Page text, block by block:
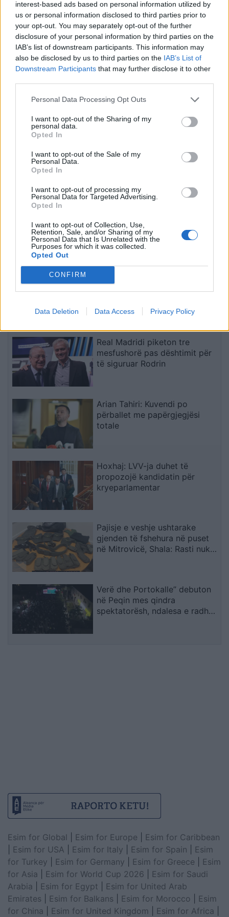
interest-based ads based on personal information utilized by
us or personal information disclosed to third parties prior to
your opt-out. You may separately opt-out of the further
disclosure of your personal information by third parties on the
IAB’s list of downstream participants. This information may
also be disclosed by us to third parties on the IAB’s List of
Downstream Participants that may further disclose it to other
Personal Data Processing Opt Outs
I want to opt-out of the Sharing of my
personal data.
Opted In
I want to opt-out of the Sale of my
Personal Data.
Opted In
I want to opt-out of processing my
Personal Data for Targeted Advertising.
Opted In
I want to opt-out of Collection, Use,
Retention, Sale, and/or Sharing of my
Personal Data that Is Unrelated with the
Purposes for which it was collected.
Opted Out
CONFIRM
Data Deletion Data Access Privacy Policy
Vala e të nxehtit çon
termometrin në 41°C,
Osmani zbulon zonat me
temperaturat më të larta
Loredana Brati shfaqet
elegante në një ambient
luksoz me pishinë, ndan
momente relaksi me
ndjekësit
fluks të madh, mbërrijnë
qindra mjete dhe kamperë
dyshohet për djegien e tre
kokainë
të fundit
“Smart City”: Fatura kaloi nga
60 në 118.5 mln euro, SHBA ka
ngritur shqetësime për Presight
Zyrtare: Bruno Guimaraes
transferohet te Arsenali
Real Madridi piketon tre
mesfushorë pas dështimit për
të siguruar Rodrin
Arian Tahiri: Kuvendi po
përballet me papërgjegjësi
totale
Hoxhaj: LVV-ja duhet të
propozojë kandidatin për
kryeparlamentar
Pajisje e veshje ushtarake
gjenden të fshehura në puset
në Mitrovicë, Shala: Rasti nuk
Verë dhe Portokalle” debuton
në Peqin mes qindra
spektatorësh, ndalesa e radhës
Esim for Global Esim for Europe
Esim for Caribbean
Esim for USA Esim for Italy Esim for Spain
Esim
for Turkey
Esim for Germany Esim for Greece
Esim
for Asia
Esim for World Cup 2026
Esim for Saudi
Arabia
Esim for Egypt
Esim for United Arab
Emirates
Esim for Balkans Esim for Morocco
Esim
for China
Esim for United Kingdom Esim for Africa